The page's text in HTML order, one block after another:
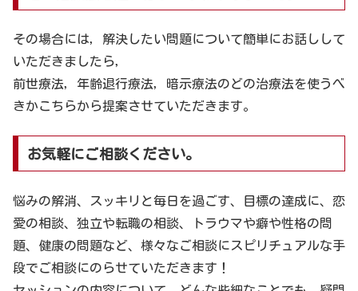
その場合には，解決したい問題について簡単にお話しして
いただきましたら，
前世療法，年齢退行療法，暗示療法のどの治療法を使うべ
きかこちらから提案させていただきます。
お気軽にご相談ください。
悩みの解消、スッキリと毎日を過ごす、目標の達成に、恋
愛の相談、独立や転職の相談、トラウマや癖や性格の問
題、健康の問題など、様々なご相談にスピリチュアルな手
段でご相談にのらせていただきます！